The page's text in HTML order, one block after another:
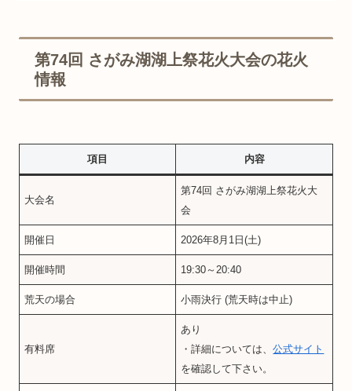
第74回 さがみ湖湖上祭花火大会の花火
情報
項目 内容
大会名
第74回 さがみ湖湖上祭花火大
会
開催日 2026年8月1日(土)
開催時間 19:30～20:40
荒天の場合 小雨決行 (荒天時は中止)
有料席
あり
・詳細については、公式サイト
を確認して下さい。